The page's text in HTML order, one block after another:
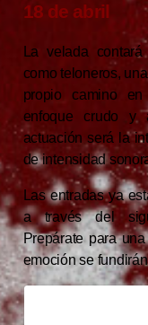
18 de abril
La velada
como teloneros,
propio camino
enfoque crudo y
actuación será la
de intensidad
Las entradas ya
a través del
Prepárate para
emoción se